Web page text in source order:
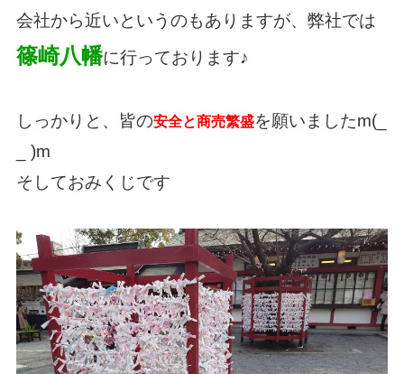
会社から近いというのもありますが、弊社では
篠崎八幡に行っております♪
しっかりと、皆の安全と商売繁盛を願いましたm(_
_ )m
そしておみくじです